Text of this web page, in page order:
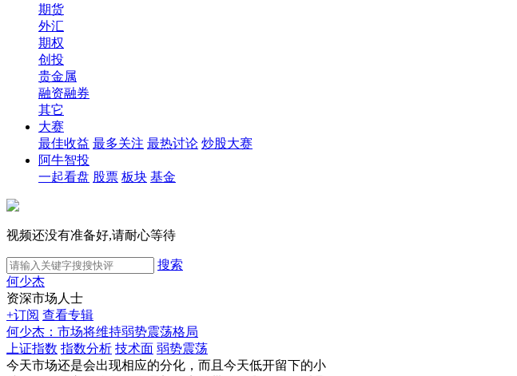
期货
外汇
期权
创投
贵金属
融资融券
其它
大赛
最佳收益 最多关注 最热讨论 炒股大赛
阿牛智投
一起看盘 股票 板块 基金
视频还没有准备好,请耐心等待
搜索
何少杰
资深市场人士
+订阅 查看专辑
何少杰：市场将维持弱势震荡格局
上证指数 指数分析 技术面 弱势震荡
今天市场还是会出现相应的分化，而且今天低开留下的小